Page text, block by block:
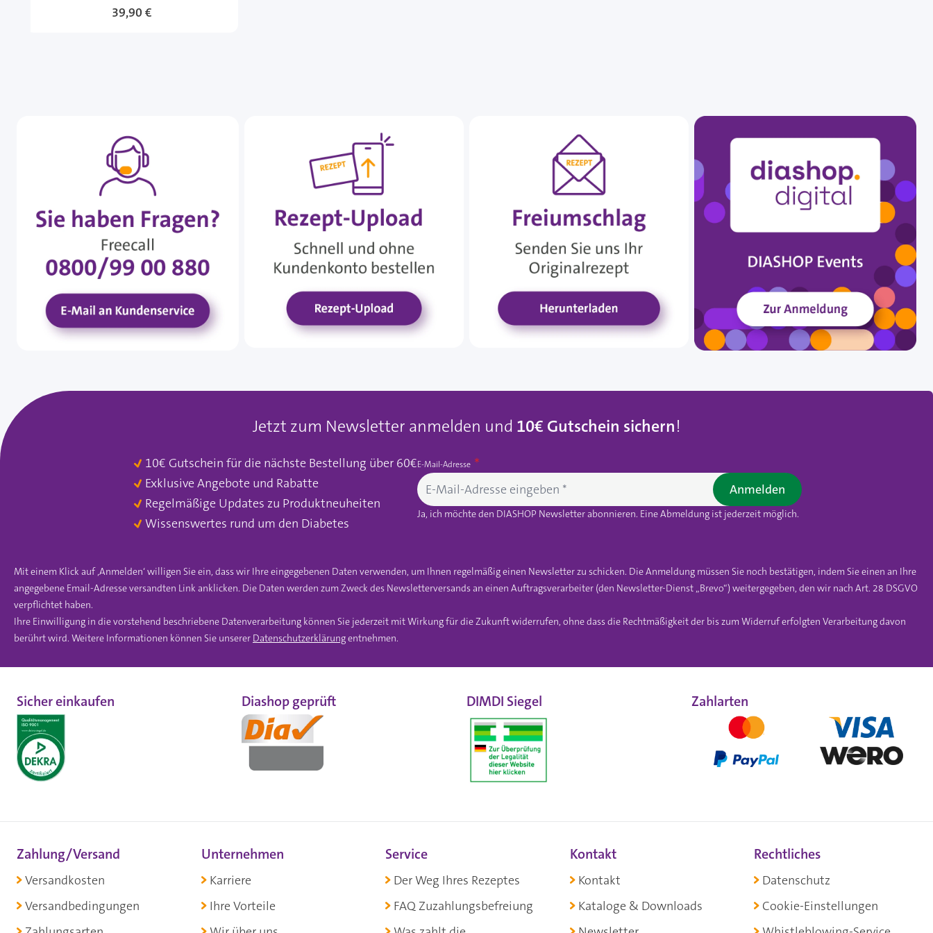
39,90 €
Jetzt zum Newsletter anmelden und 10€ Gutschein sichern!
10€ Gutschein für die nächste Bestellung über 60€
Exklusive Angebote und Rabatte
Regelmäßige Updates zu Produktneuheiten
Wissenswertes rund um den Diabetes
E-Mail-Adresse
Ja, ich möchte den DIASHOP Newsletter abonnieren. Eine Abmeldung ist jederzeit möglich.
Anmelden
Mit einem Klick auf ‚Anmelden‘ willigen Sie ein, dass wir Ihre eingegebenen Daten verwenden, um Ihnen regelmäßig einen Newsletter zu schicken. Die Anmeldung müssen Sie noch bestätigen, indem Sie einen an Ihre
angegebene Email-Adresse versandten Link anklicken. Die Daten werden zum Zweck des Newsletterversands an einen Auftragsverarbeiter (den Newsletter-Dienst „Brevo“) weitergegeben, den wir nach Art. 28 DSGVO
verpflichtet haben.
Ihre Einwilligung in die vorstehend beschriebene Datenverarbeitung können Sie jederzeit mit Wirkung für die Zukunft widerrufen, ohne dass die Rechtmäßigkeit der bis zum Widerruf erfolgten Verarbeitung davon
berührt wird. Weitere Informationen können Sie unserer Datenschutzerklärungentnehmen.
Sicher einkaufen Diashop geprüft DIMDI Siegel Zahlarten
Zahlung/Versand
Versandkosten
Versandbedingungen
Unternehmen
Karriere
Ihre Vorteile
Service
Der Weg Ihres Rezeptes
FAQ Zuzahlungsbefreiung
Kontakt
Kontakt
Kataloge & Downloads
Rechtliches
Datenschutz
Cookie-Einstellungen